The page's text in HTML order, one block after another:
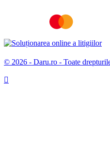
© 2026 - Daru.ro - Toate
